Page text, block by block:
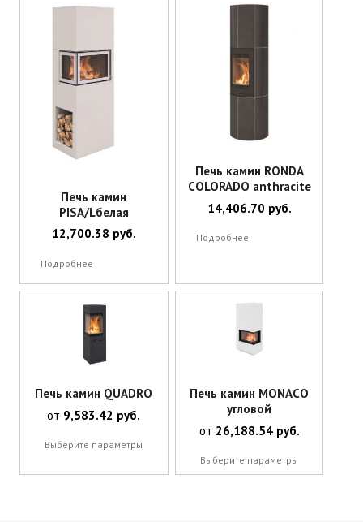
с боковыми стеклами, с
Печь камин
PISA/Lбелая
12,700.38 руб.
Подробнее
Печь камин RONDA
COLORADO anthracite
14,406.70 руб.
Подробнее
Печь камин QUADRO
от 9,583.42 руб.
Выберите параметры
несколько
Печь камин MONACO
угловой
от 26,188.54 руб.
Выберите параметры
имеет